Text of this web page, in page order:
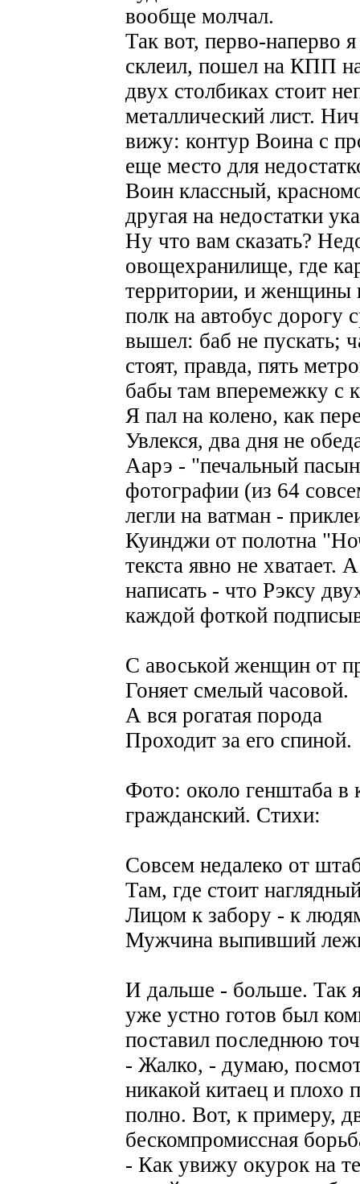
вообще молчал.
Так вот, перво-наперво
склеил, пошел на КПП
двух столбиках стоит
металлический лист.
вижу: контур Воина с
еще место для
Воин классный,
другая на недостатки
Ну что вам сказать?
овощехранилище, где
территории, и женщины
полк на автобус
вышел: баб не
стоят, правда, пять
бабы там вперемежку с
Я пал на колено, как
Увлекся, два дня не
Аарэ - "печальный
фотографии (из 64
легли на ватман -
Куинджи от полотна
текста явно не
написать - что Рэксу
каждой фоткой
С авоськой женщин от
Гоняет смелый часовой.
А вся рогатая порода
Проходит за его спиной.
Фото: около генштаба в
гражданский. Стихи:
Совсем недалеко от
Там, где стоит
Лицом к забору - к
Мужчина выпивший
И дальше - больше. Так
уже устно готов был
поставил последнюю
- Жалко, - думаю,
никакой китаец и плохо
полно. Вот, к примеру,
бескомпромиссная
- Как увижу окурок на